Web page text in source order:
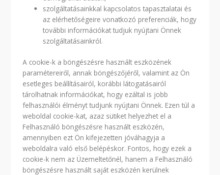
szolgáltatásainkkal kapcsolatos tapasztalatai és
az elérhetőségeire vonatkozó preferenciák, hogy
további információkat tudjuk nyújtani Önnek
szolgáltatásainkról.
A cookie-k a böngészésre használt eszközének
paramétereiről, annak böngészőjéről, valamint az Ön
esetleges beállításairól, korábbi látogatásairól
tárolhatnak információkat, hogy ezáltal is jobb
felhasználói élményt tudjunk nyújtani Önnek. Ezen túl a
weboldal cookie-kat, azaz sütiket helyezhet el a
Felhasználó böngészésre használt eszközén,
amennyiben ezt Ön kifejezetten jóváhagyja a
weboldalra való első belépéskor. Fontos, hogy ezek a
cookie-k nem az Üzemeltetőnél, hanem a Felhasználó
böngészésre használt saját eszközén kerülnek